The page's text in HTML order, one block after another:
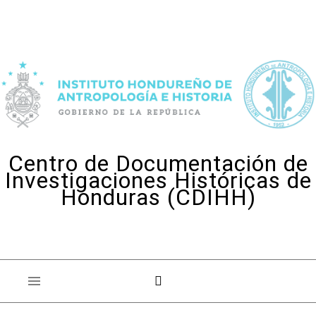
Centro de Documentación de
Investigaciones Históricas de
Honduras (CDIHH)